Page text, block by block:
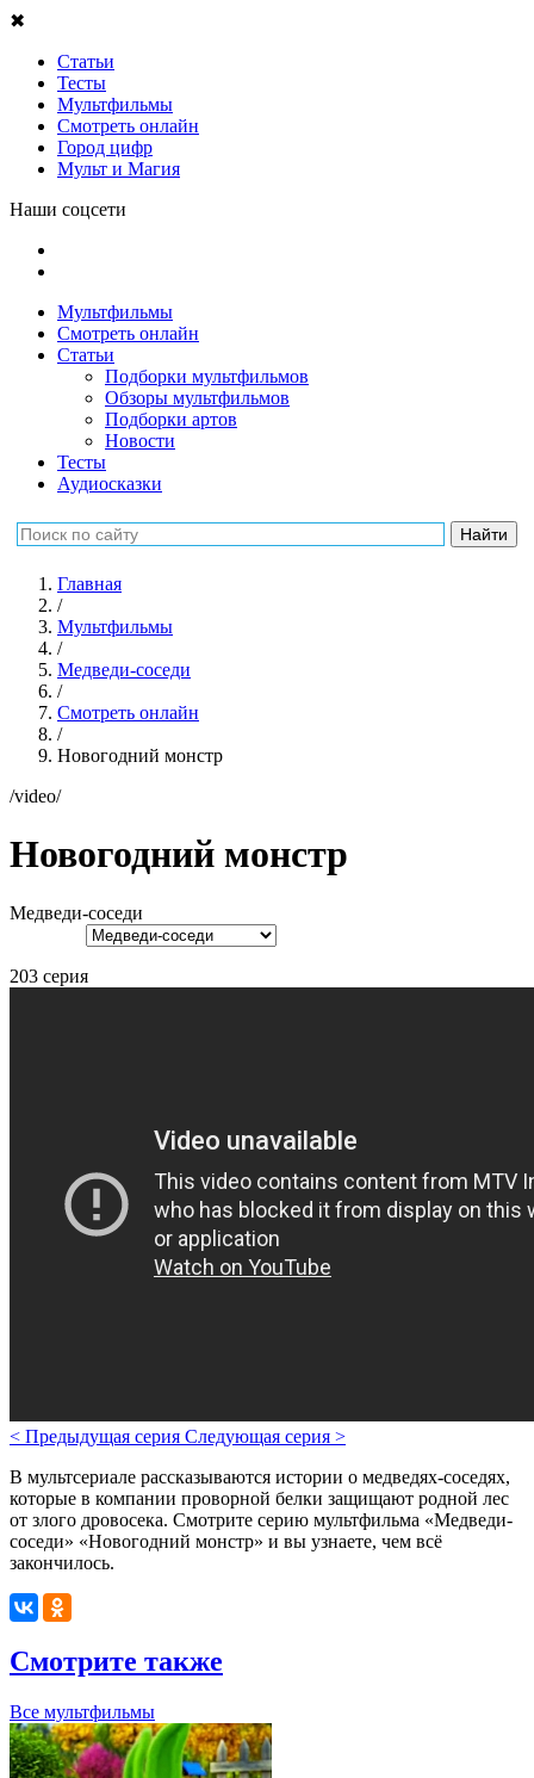
✖
Статьи
Тесты
Мультфильмы
Смотреть онлайн
Город цифр
Мульт и Магия
Наши соцсети
Мультфильмы
Смотреть онлайн
Статьи
Подборки мультфильмов
Обзоры мультфильмов
Подборки артов
Новости
Тесты
Аудиосказки
Главная
/
Мультфильмы
/
Медведи-соседи
/
Смотреть онлайн
/
Новогодний монстр
/video/
Новогодний монстр
Медведи-соседи
203 серия
< Предыдущая серия Следующая серия >
В мультсериале рассказываются истории о медведях-соседях,
которые в компании проворной белки защищают родной лес
от злого дровосека. Смотрите серию мультфильма «Медведи-
соседи» «Новогодний монстр» и вы узнаете, чем всё
закончилось.
Смотрите также
Все мультфильмы